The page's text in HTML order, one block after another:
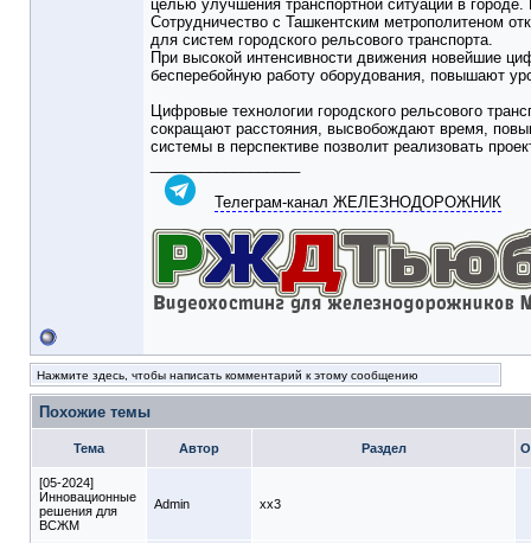
целью улучшения транспортной ситуации в
Сотрудничество с Ташкентским метрополитеном
для систем городского рельсового транспорта.
При высокой интенсивности движения новейшие
бесперебойную работу оборудования, повышают
Цифровые технологии городского рельсового
сокращают расстояния, высвобождают время,
системы в перспективе позволит реализовать
Телеграм-канал ЖЕЛЕЗНОДОРОЖНИК
Нажмите здесь, чтобы написать комментарий к этому сообщению
Похожие темы
Тема Автор Раздел
[05-2024]
Инновационные
решения для
ВСЖМ
Admin xx3